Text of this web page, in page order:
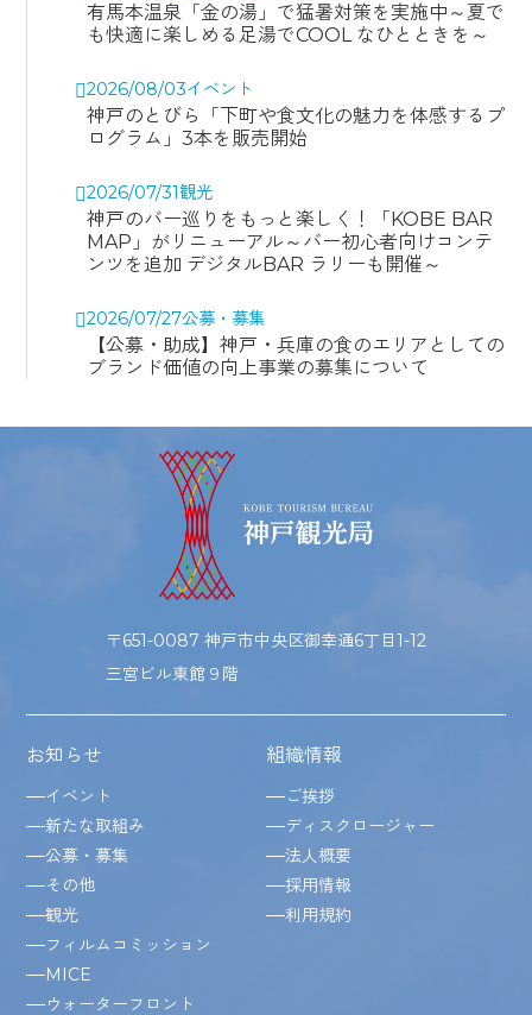
有馬本温泉「金の湯」で猛暑対策を実施中～夏で
も快適に楽しめる足湯でCOOL なひとときを～
2026/08/03イベント
神戸のとびら「下町や食文化の魅力を体感するプ
ログラム」3本を販売開始
2026/07/31観光
神戸のバー巡りをもっと楽しく！「KOBE BAR
MAP」がリニューアル～バー初心者向けコンテ
ンツを追加 デジタルBAR ラリーも開催～
2026/07/27公募・募集
【公募・助成】神戸・兵庫の食のエリアとしての
ブランド価値の向上事業の募集について
〒651-0087 神戸市中央区御幸通6丁目1-12
三宮ビル東館９階
お知らせ
イベント
新たな取組み
公募・募集
その他
観光
フィルムコミッション
MICE
ウォーターフロント
組織情報
ご挨拶
ディスクロージャー
法人概要
採用情報
利用規約